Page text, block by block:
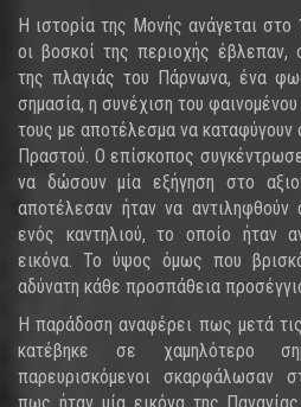
Η ιστορία της Μονής ανάγεται
οι βοσκοί της περιοχής έβλεπαν,
της πλαγιάς του Πάρνωνα, ένα
σημασία, η συνέχιση του
τους με αποτέλεσμα να
Πραστού. Ο επίσκοπος
να δώσουν μία εξήγηση στο
αποτέλεσαν ήταν να
ενός καντηλιού, το οποίο ήταν
εικόνα. Το ύψος όμως που
αδύνατη κάθε προσπάθεια
Η παράδοση αναφέρει πως μετά
κατέβηκε σε χαμηλότερο
παρευρισκόμενοι σκαρφάλωσαν